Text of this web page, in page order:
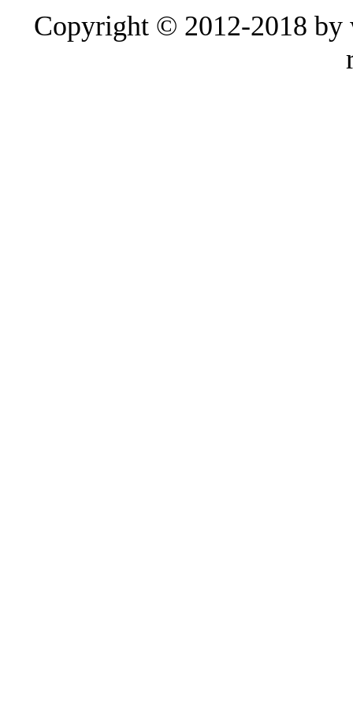
Copyright © 2012-2018